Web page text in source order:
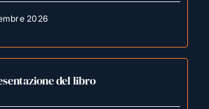
2026
del libro